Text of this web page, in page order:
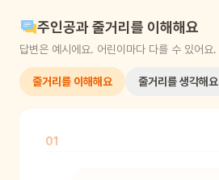
주인공과 줄거리를 이해해요
답변은 예시에요. 어린이마다 다를 수 있어요.
줄거리를 이해해요 줄거리를 생각해요
01